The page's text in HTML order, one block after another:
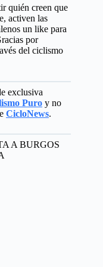
quién creen que
activen las
un like para
por
del ciclismo
exclusiva
Puro y no
CicloNews.
A BURGOS